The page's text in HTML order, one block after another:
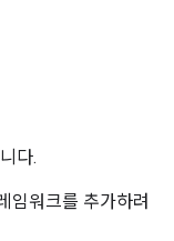
다.
임워크를 추가하려